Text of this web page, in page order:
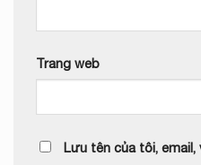
Trang web
Lưu tên của tôi,